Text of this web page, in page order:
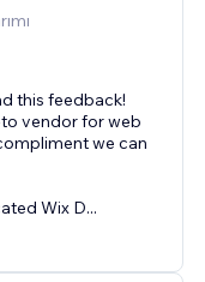
this feedback!
vendor for web
we can
Wix D...